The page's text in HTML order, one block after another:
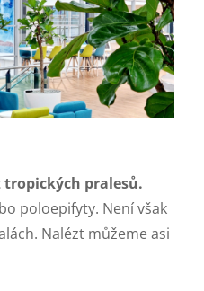
tropických pralesů.
poloepifyty. Není však
Nalézt můžeme asi